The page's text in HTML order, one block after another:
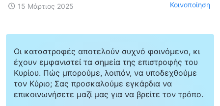
15 Μάρτιος 2025 Κοινοποίηση
Οι καταστροφές αποτελούν συχνό φαινόμενο, κι
έχουν εμφανιστεί τα σημεία της επιστροφής του
Κυρίου. Πώς μπορούμε, λοιπόν, να υποδεχθούμε
τον Κύριο; Σας προσκαλούμε εγκάρδια να
επικοινωνήσετε μαζί μας για να βρείτε τον τρόπο.